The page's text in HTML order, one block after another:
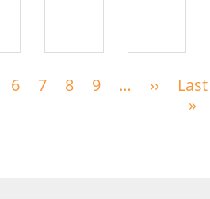
6 7 8 9 … ›› Pàgina
Last
»